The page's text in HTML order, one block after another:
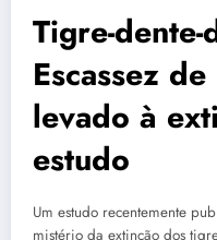
Tigre-dente-
Escassez
levado à
estudo
Um estudo recentemente
mistério da extinção dos